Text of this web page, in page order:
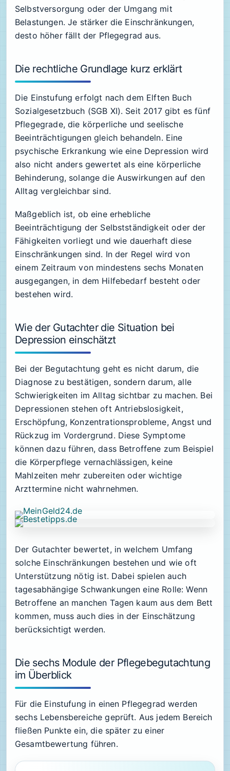
Selbstversorgung oder der Umgang mit
Belastungen. Je stärker die Einschränkungen,
desto höher fällt der Pflegegrad aus.
Die rechtliche Grundlage kurz erklärt
Die Einstufung erfolgt nach dem Elften Buch
Sozialgesetzbuch (SGB XI). Seit 2017 gibt es fünf
Pflegegrade, die körperliche und seelische
Beeinträchtigungen gleich behandeln. Eine
psychische Erkrankung wie eine Depression wird
also nicht anders gewertet als eine körperliche
Behinderung, solange die Auswirkungen auf den
Alltag vergleichbar sind.
Maßgeblich ist, ob eine erhebliche
Beeinträchtigung der Selbstständigkeit oder der
Fähigkeiten vorliegt und wie dauerhaft diese
Einschränkungen sind. In der Regel wird von
einem Zeitraum von mindestens sechs Monaten
ausgegangen, in dem Hilfebedarf besteht oder
bestehen wird.
Wie der Gutachter die Situation bei
Depression einschätzt
Bei der Begutachtung geht es nicht darum, die
Diagnose zu bestätigen, sondern darum, alle
Schwierigkeiten im Alltag sichtbar zu machen. Bei
Depressionen stehen oft Antriebslosigkeit,
Erschöpfung, Konzentrationsprobleme, Angst und
Rückzug im Vordergrund. Diese Symptome
können dazu führen, dass Betroffene zum Beispiel
die Körperpflege vernachlässigen, keine
Mahlzeiten mehr zubereiten oder wichtige
Arzttermine nicht wahrnehmen.
Der Gutachter bewertet, in welchem Umfang
solche Einschränkungen bestehen und wie oft
Unterstützung nötig ist. Dabei spielen auch
tagesabhängige Schwankungen eine Rolle: Wenn
Betroffene an manchen Tagen kaum aus dem Bett
kommen, muss auch dies in der Einschätzung
berücksichtigt werden.
Die sechs Module der Pflegebegutachtung
im Überblick
Für die Einstufung in einen Pflegegrad werden
sechs Lebensbereiche geprüft. Aus jedem Bereich
fließen Punkte ein, die später zu einer
Gesamtbewertung führen.